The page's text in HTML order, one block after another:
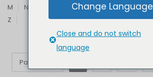
M
N Q R S T U V
Z
Page 1 of 31
Change Language
Close and do not switch
language